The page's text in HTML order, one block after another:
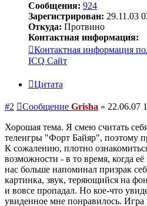
Сообщения: 924
Зарегистрирован: 29.11.03
Откуда: Протвино
Контактная информация:
Контактная информация
ICQ Сайт
Цитата
#2 Сообщение Grisha » 22.06.07
Хорошая тема. Я смею считать
телеигры "Форт Байяр", поэтому
К сожалению, плотно
возможности - в то время, когда
нас больше напоминал призрак
картинка, звук, теряющийся на
и вовсе пропадал. Но кое-что
увиденное мне понравилось. Игра